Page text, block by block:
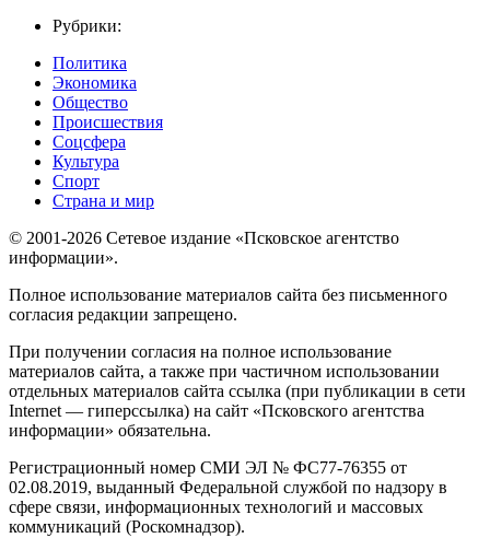
Рубрики:
Политика
Экономика
Общество
Происшествия
Соцсфера
Культура
Спорт
Страна и мир
© 2001-2026 Сетевое издание «Псковское агентство
информации».
Полное использование материалов сайта без письменного
согласия редакции запрещено.
При получении согласия на полное использование
материалов сайта, а также при частичном использовании
отдельных материалов сайта ссылка (при публикации в сети
Internet — гиперссылка) на сайт «Псковского агентства
информации» обязательна.
Регистрационный номер СМИ ЭЛ № ФС77-76355 от
02.08.2019, выданный Федеральной службой по надзору в
сфере связи, информационных технологий и массовых
коммуникаций (Роскомнадзор).